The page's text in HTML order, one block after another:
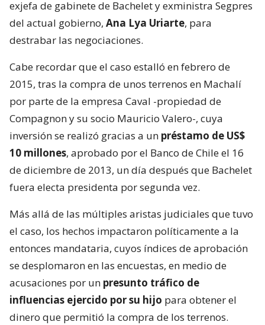
exjefa de gabinete de Bachelet y exministra Segpres
del actual gobierno, Ana Lya Uriarte, para
destrabar las negociaciones.
Cabe recordar que el caso estalló en febrero de
2015, tras la compra de unos terrenos en Machalí
por parte de la empresa Caval -propiedad de
Compagnon y su socio Mauricio Valero-, cuya
inversión se realizó gracias a un préstamo de US$
10 millones, aprobado por el Banco de Chile el 16
de diciembre de 2013, un día después que Bachelet
fuera electa presidenta por segunda vez.
Más allá de las múltiples aristas judiciales que tuvo
el caso, los hechos impactaron políticamente a la
entonces mandataria, cuyos índices de aprobación
se desplomaron en las encuestas, en medio de
acusaciones por un presunto tráfico de
influencias ejercido por su hijo para obtener el
dinero que permitió la compra de los terrenos.